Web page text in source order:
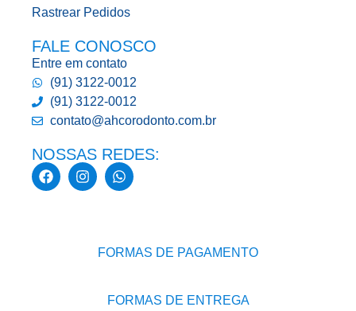
Rastrear Pedidos
FALE CONOSCO
Entre em contato
(91) 3122-0012
(91) 3122-0012
contato@ahcorodonto.com.br
NOSSAS REDES:
FORMAS DE PAGAMENTO
FORMAS DE ENTREGA